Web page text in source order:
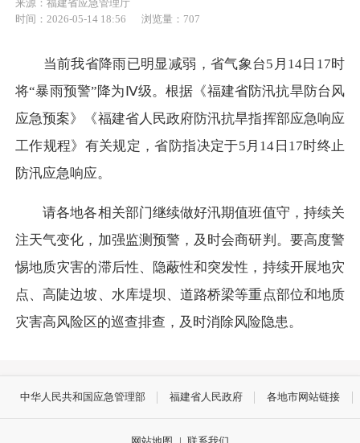
来源：福建省应急管理厅
时间：2026-05-14 18:56
浏览量：707
当前我省降雨已明显减弱，省气象台5月14日17时
将“暴雨预警”降为Ⅳ级。根据《福建省防汛抗旱防台风
应急预案》《福建省人民政府防汛抗旱指挥部应急响应
工作规程》有关规定，省防指决定于5月14日17时终止
防汛应急响应。
请各地各相关部门继续做好汛期值班值守，持续关
注天气变化，加强监测预警，及时会商研判。要高度警
惕地质灾害的滞后性、隐蔽性和突发性，持续开展地灾
点、高陡边坡、水库堤坝、道路桥梁等重点部位和地质
灾害高风险区的巡查排查，及时消除风险隐患。
中华人民共和国应急管理部 福建省人民政府 各地市网站链接